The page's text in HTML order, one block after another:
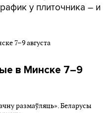
у плиточника – и
в Минске 7–9